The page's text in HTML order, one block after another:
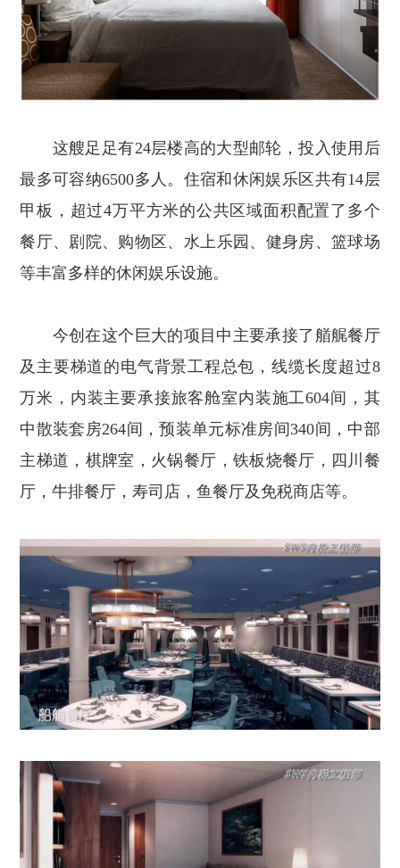
这艘足足有24层楼高的大型邮轮，投入使用后
最多可容纳6500多人。住宿和休闲娱乐区共有14层
甲板，超过4万平方米的公共区域面积配置了多个
餐厅、剧院、购物区、水上乐园、健身房、篮球场
等丰富多样的休闲娱乐设施。
今创在这个巨大的项目中主要承接了艏艉餐厅
及主要梯道的电气背景工程总包，线缆长度超过8
万米，内装主要承接旅客舱室内装施工604间，其
中散装套房264间，预装单元标准房间340间，中部
主梯道，棋牌室，火锅餐厅，铁板烧餐厅，四川餐
厅，牛排餐厅，寿司店，鱼餐厅及免税商店等。